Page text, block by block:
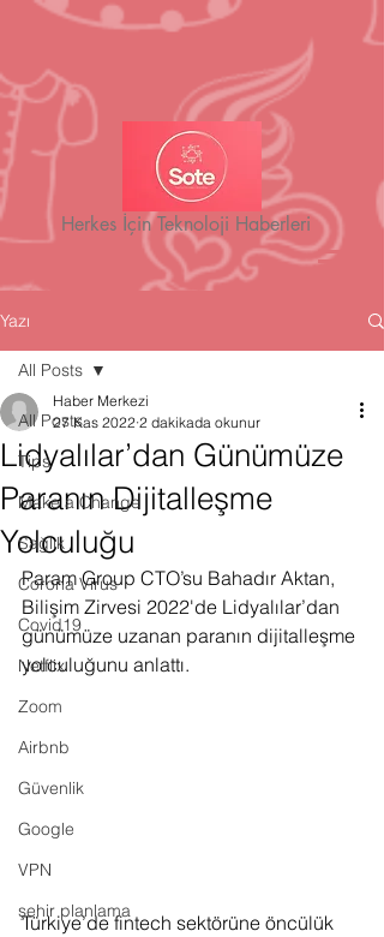
Herkes İçin Teknoloji Haberleri
Yazı
All Posts
Tips
Make a Change
Sağlık
Corona Virus
Covid19
Netflix
Zoom
Airbnb
Güvenlik
Google
VPN
şehir planlama
All Posts
Lidyalılar’dan Günümüze
Paranın Dijitalleşme
Yolculuğu
Haber Merkezi
27 Kas 2022 2 dakikada okunur
Param Group CTO’su Bahadır Aktan,
Bilişim Zirvesi 2022'de Lidyalılar’dan
günümüze uzanan paranın dijitalleşme
yolculuğunu anlattı.
Türkiye’de fintech sektörüne öncülük